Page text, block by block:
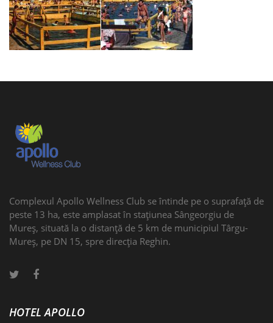
Complexul Apollo Wellness Club se întinde pe o suprafaţă de
peste 13 ha, este amplasat în stațiunea Sângeorgiu de
Mureş, situată la o distanţă de 5 km de municipiul Târgu-
Mureş, pe DN 15, spre direcţia Reghin.
HOTEL APOLLO